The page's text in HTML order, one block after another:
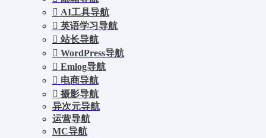
AI工具导航
英语学习导航
站长导航
WordPress导航
Emlog导航
电商导航
摄影导航
异次元导航
运营导航
MC导航